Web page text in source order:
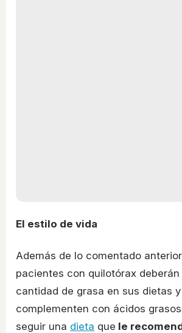
El estilo de vida
Además de lo comentado
pacientes con quilotórax
cantidad de grasa en sus dietas
complementen con ácidos
seguir una dieta que le